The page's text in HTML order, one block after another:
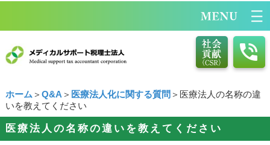
ホーム ＞ Q&A ＞ 医療法人化に関する質問 ＞医療法人の名称の違
いを教えてください
医療法人の名称の違いを教えてください